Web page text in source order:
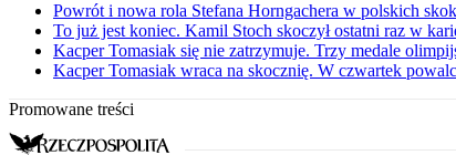
Powrót i nowa rola Stefana Horngachera w polskich
To już jest koniec. Kamil Stoch skoczył ostatni raz w
Kacper Tomasiak się nie zatrzymuje. Trzy medale
Kacper Tomasiak wraca na skocznię. W czwartek
Promowane treści